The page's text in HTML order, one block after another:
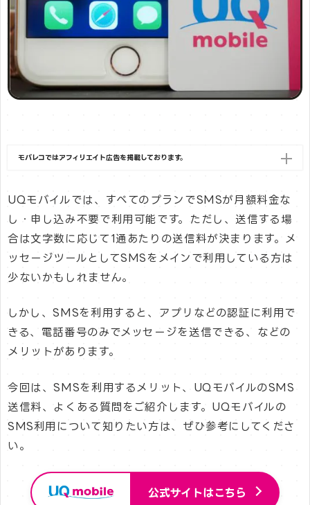
モバレコではアフィリエイト広告を掲載しております。
UQモバイルでは、すべてのプランでSMSが月額料金な
し・申し込み不要で利用可能です。ただし、送信する場
合は文字数に応じて1通あたりの送信料が決まります。メ
ッセージツールとしてSMSをメインで利用している方は
少ないかもしれません。
しかし、SMSを利用すると、アプリなどの認証に利用で
きる、電話番号のみでメッセージを送信できる、などの
メリットがあります。
今回は、SMSを利用するメリット、UQモバイルのSMS
送信料、よくある質問をご紹介します。UQモバイルの
SMS利用について知りたい方は、ぜひ参考にしてくださ
い。
公式サイトはこちら